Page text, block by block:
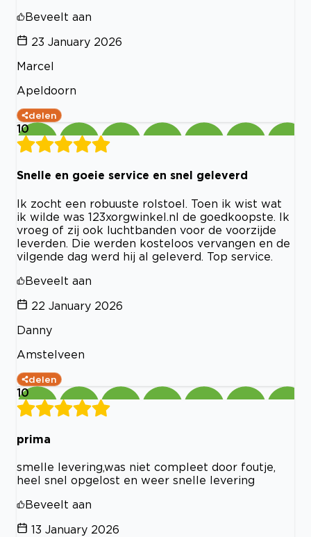
Beveelt aan
23 January 2026
Marcel
Apeldoorn
delen
10
Snelle en goeie service en snel geleverd
Ik zocht een robuuste rolstoel. Toen ik wist wat
ik wilde was 123xorgwinkel.nl de goedkoopste. Ik
vroeg of zij ook luchtbanden voor de voorzijde
leverden. Die werden kosteloos vervangen en de
vilgende dag werd hij al geleverd. Top service.
Beveelt aan
22 January 2026
Danny
Amstelveen
delen
10
prima
smelle levering,was niet compleet door foutje,
heel snel opgelost en weer snelle levering
Beveelt aan
13 January 2026